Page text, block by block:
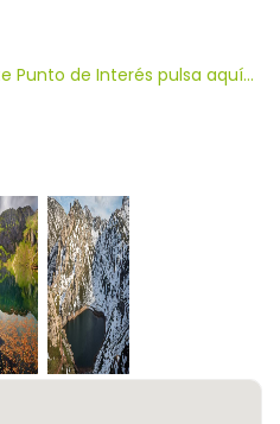
Punto de Interés pulsa aquí...